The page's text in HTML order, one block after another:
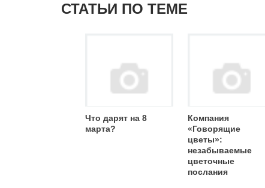
СТАТЬИ ПО ТЕМЕ
Что дарят на 8
марта?
Компания
«Говорящие
цветы»:
незабываемые
цветочные
послания